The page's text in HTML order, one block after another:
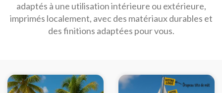
adaptés à une utilisation intérieure ou extérieure,
imprimés localement, avec des matériaux durables et
des finitions adaptées pour vous.